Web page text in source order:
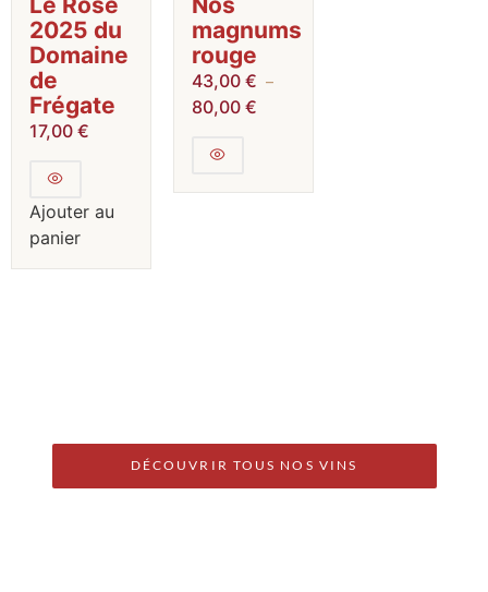
2025 du
Domaine
de
Frégate
17,00 €
Ajouter au
panier
magnums
rouge
43,00 € –
80,00 €
DÉCOUVRIR TOUS NOS VINS